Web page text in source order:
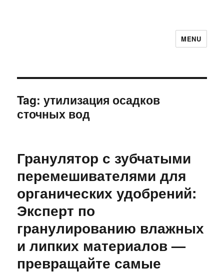
MENU
Tag:утилизация осадков
сточных вод
Гранулятор с зубчатыми
перемешивателями для
органических удобрений:
Эксперт по
гранулированию влажных
и липких материалов —
превращайте самые